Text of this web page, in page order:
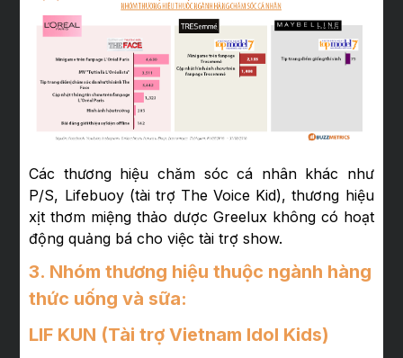
Các thương hiệu chăm sóc cá nhân khác như
P/S, Lifebuoy (tài trợ The Voice Kid), thương hiệu
xịt thơm miệng thảo dược Greelux không có hoạt
động quảng bá cho việc tài trợ show.
3. Nhóm thương hiệu thuộc ngành hàng
thức uống và sữa:
LIF KUN (Tài trợ Vietnam Idol Kids)